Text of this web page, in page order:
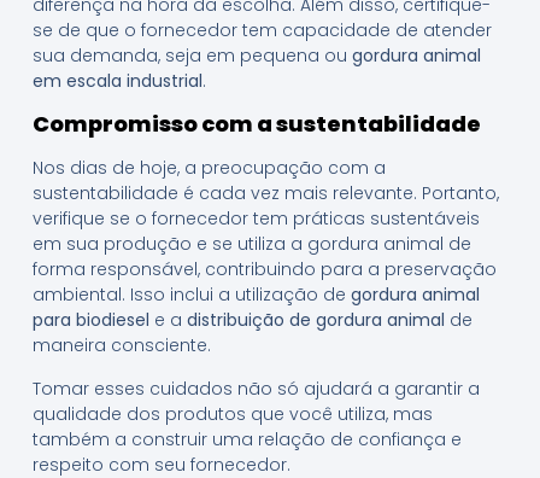
se de que o fornecedor tem capacidade de atender
sua demanda, seja em pequena ou gordura animal
em escala industrial.
Compromisso com a sustentabilidade
Nos dias de hoje, a preocupação com a
sustentabilidade é cada vez mais relevante. Portanto,
verifique se o fornecedor tem práticas sustentáveis
em sua produção e se utiliza a gordura animal de
forma responsável, contribuindo para a preservação
ambiental. Isso inclui a utilização de gordura animal
para biodiesel e a distribuição de gordura animal de
maneira consciente.
Tomar esses cuidados não só ajudará a garantir a
qualidade dos produtos que você utiliza, mas
também a construir uma relação de confiança e
respeito com seu fornecedor.